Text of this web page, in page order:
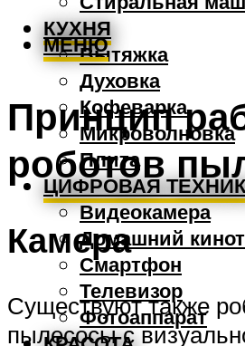
КУХНЯ
Вытяжка
Духовка
Кофеварка
Микроволновка
Плита
ЦИФРОВАЯ
Видеокамера
Домашний
Смартфон
Телевизор
Фотоаппарат
МЕНЮ
Принцип
роботов
Камера
Существуют также
пылесосы с